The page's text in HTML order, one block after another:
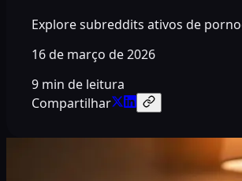
Explore subreddits ativos de
16 de março de 2026
9 min de leitura
Compartilhar